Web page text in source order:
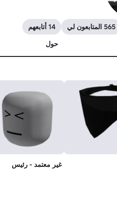
565 المتابعون لي
14 أتابعهم
حول
غير معتمد - رئيس